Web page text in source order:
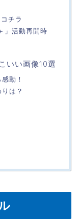
チラ
」活動再開時
いい画像10選
動！
は？